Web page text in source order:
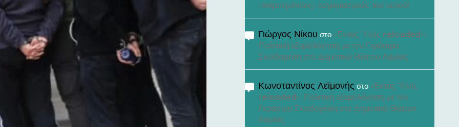
«τσιμπημένους» λογαριασμούς του νερού!
Γιώργος Νίκου στο «Εκτός Ύλης reloaded»:
Πολιτική εξομολόγηση με τον Γεράσιμο
Σκιαδαρέση στο Δημοτικό Θέατρο Λαμίας
Κωνσταντίνος Λεϊμονής στο «Εκτός Ύλης
reloaded»: Πολιτική εξομολόγηση με τον
Γεράσιμο Σκιαδαρέση στο Δημοτικό Θέατρο
Λαμίας